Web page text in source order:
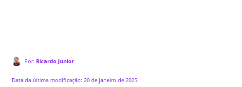
Por: Ricardo Junior
Data da última modificação: 20 de janeiro de 2025